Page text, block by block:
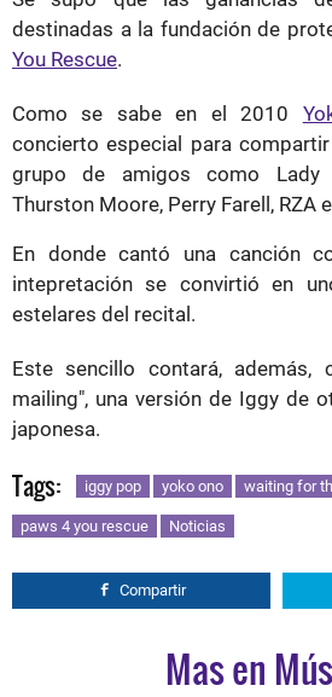
destinadas a la fundación de
You Rescue.
Como se sabe en el 2010
concierto especial para
grupo de amigos como Lady
Thurston Moore, Perry Farell, RZA e
En donde cantó una canción
intepretación se convirtió en
estelares del recital.
Este sencillo contará, además,
mailing", una versión de Iggy de
japonesa.
Tags: iggy pop yoko ono waiting for
paws 4 you rescue Noticias
Compartir
Mas en